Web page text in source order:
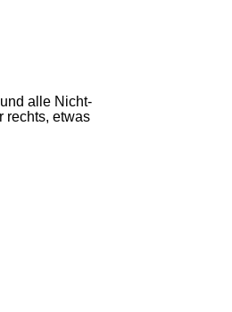
alle Nicht-
rechts, etwas